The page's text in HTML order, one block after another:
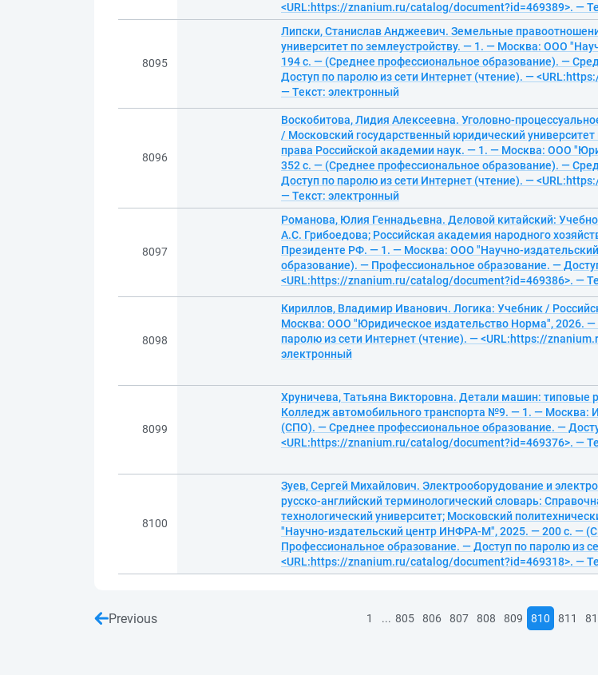
<URL:https://znanium.ru/catalog/document?id=469389>. —
8095
Липски, Станислав Анджеевич. Земельные
университет по землеустройству. — 1. — Москва: ООО
194 с. — (Среднее профессиональное образование). —
Доступ по паролю из сети Интернет (чтение). —
— Текст: электронный
8096
Воскобитова, Лидия Алексеевна. Уголовно-
/ Московский государственный юридический
права Российской академии наук. — 1. — Москва: ООО
352 с. — (Среднее профессиональное образование). —
Доступ по паролю из сети Интернет (чтение). —
— Текст: электронный
8097
Романова, Юлия Геннадьевна. Деловой китайский:
А.С. Грибоедова; Российская академия народного
Президенте РФ. — 1. — Москва: ООО "Научно-
образование). — Профессиональное образование. —
<URL:https://znanium.ru/catalog/document?id=469386>. —
8098
Кириллов, Владимир Иванович. Логика: Учебник /
Москва: ООО "Юридическое издательство Норма", 2026.
паролю из сети Интернет (чтение). — <URL:https://
электронный
8099
Хруничева, Татьяна Викторовна. Детали машин: типовые
Колледж автомобильного транспорта №9. — 1. —
(СПО). — Среднее профессиональное образование. —
<URL:https://znanium.ru/catalog/document?id=469376>. —
8100
Зуев, Сергей Михайлович. Электрооборудование и
русско-английский терминологический словарь:
технологический университет; Московский
"Научно-издательский центр ИНФРА-М", 2025. — 200 с. —
Профессиональное образование. — Доступ по паролю из
<URL:https://znanium.ru/catalog/document?id=469318>. —
Previous 1 ... 805 806 807 808 809 810 811